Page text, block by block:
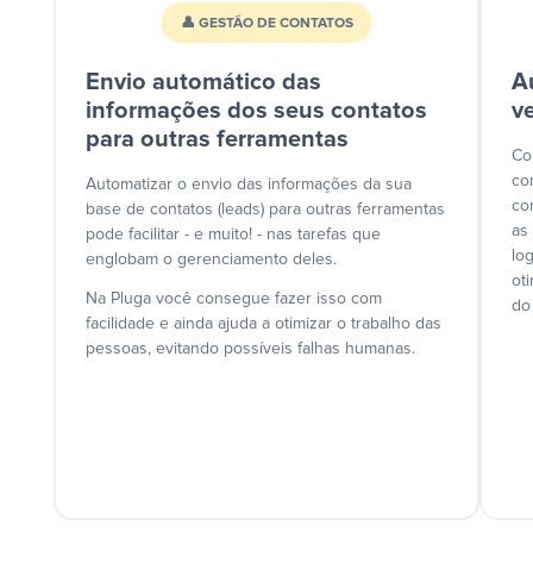
👤 GESTÃO DE CONTATOS
Envio automático das
informações dos seus contatos
para outras ferramentas
Automatizar o envio das informações da sua
base de contatos (leads) para outras ferramentas
pode facilitar - e muito! - nas tarefas que
englobam o gerenciamento deles.
Na Pluga você consegue fazer isso com
facilidade e ainda ajuda a otimizar o trabalho das
pessoas, evitando possíveis falhas humanas.
as
do